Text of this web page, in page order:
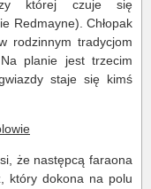
której czuje się
Redmayne). Chłopak
rodzinnym tradycjom
planie jest trzecim
staje się kimś
że następcą faraona
który dokona na polu